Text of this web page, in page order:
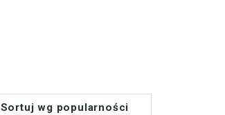
Sortuj wg popularności